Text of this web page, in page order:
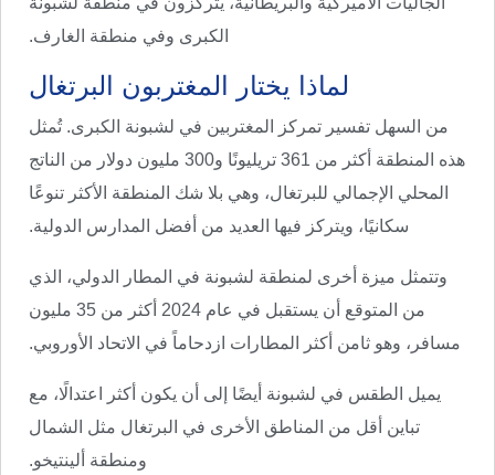
الكبرى وفي منطقة الغارف.
لماذا يختار المغتربون البرتغال
من السهل تفسير تمركز المغتربين في لشبونة الكبرى. تُمثل
هذه المنطقة أكثر من 361 تريليونًا و300 مليون دولار من الناتج
المحلي الإجمالي للبرتغال، وهي بلا شك المنطقة الأكثر تنوعًا
سكانيًا، ويتركز فيها العديد من أفضل المدارس الدولية.
وتتمثل ميزة أخرى لمنطقة لشبونة في المطار الدولي، الذي
من المتوقع أن يستقبل في عام 2024 أكثر من 35 مليون
مسافر، وهو ثامن أكثر المطارات ازدحاماً في الاتحاد الأوروبي.
يميل الطقس في لشبونة أيضًا إلى أن يكون أكثر اعتدالًا، مع
تباين أقل من المناطق الأخرى في البرتغال مثل الشمال
ومنطقة ألينتيخو.